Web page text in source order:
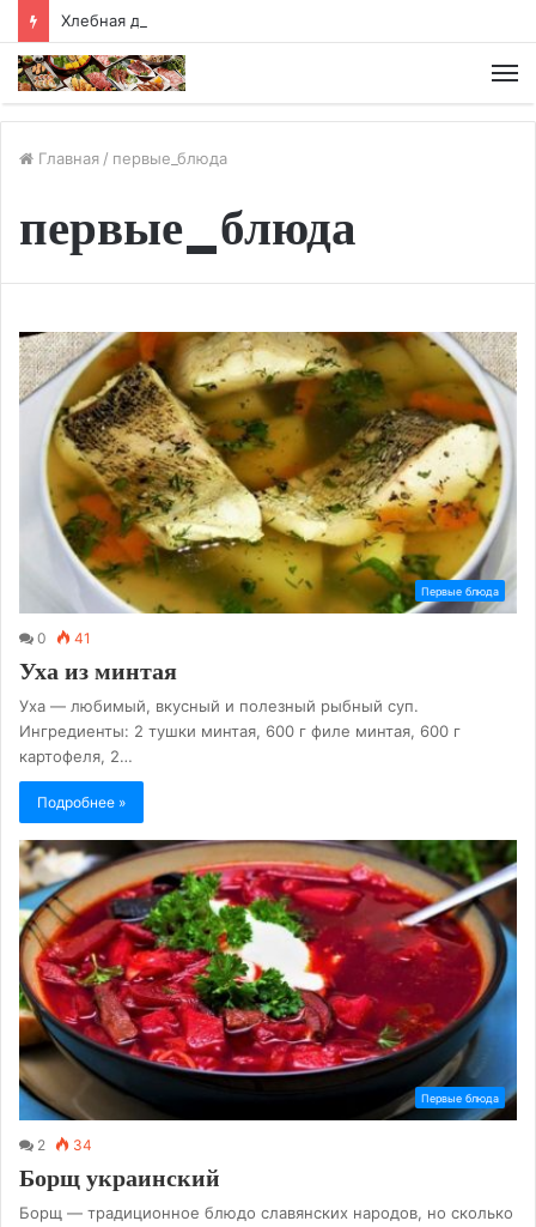
Хлебная диета
Главная / первые_блюда
первые_блюда
Первые блюда
0 41
Уха из минтая
Уха — любимый, вкусный и полезный рыбный суп.
Ингредиенты: 2 тушки минтая, 600 г филе минтая, 600 г
картофеля, 2…
Подробнее »
Первые блюда
2 34
Борщ украинский
Борщ — традиционное блюдо славянских народов, но сколько